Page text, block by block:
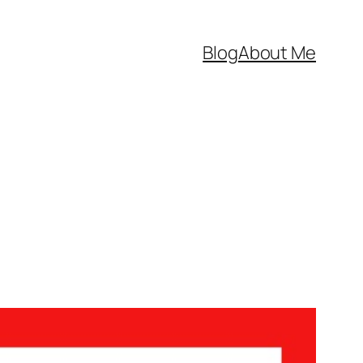
BlogAbout Me